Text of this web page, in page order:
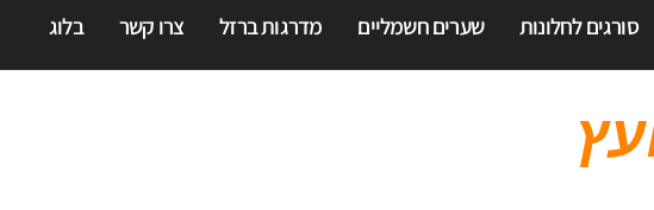
סורגים לחלונות שערים חשמליים מדרגות ברזל צרו קשר בלוג